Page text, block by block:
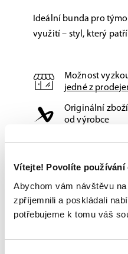
Vítejte! Povolíte používání
Abychom vám návštěvu
zpříjemnili a poskládali
potřebujeme k tomu váš
Ideální bunda pro
využití – styl, který
Možnost
jedné z
Originální
od výrobce